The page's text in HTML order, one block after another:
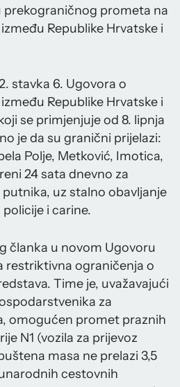
prekograničnog prometa na
Republike Hrvatske i
stavka 6. Ugovora o
Republike Hrvatske i
se primjenjuje od 8. lipnja
je da su granični prijelazi:
Polje, Metković, Imotica,
24 sata dnevno za
uz stalno obavljanje
i carine.
članka u novom Ugovoru
restriktivna ograničenja o
Time je, uvažavajući
za
omogućen promet praznih
N1 (vozila za prijevoz
masa ne prelazi 3,5
cestovnih